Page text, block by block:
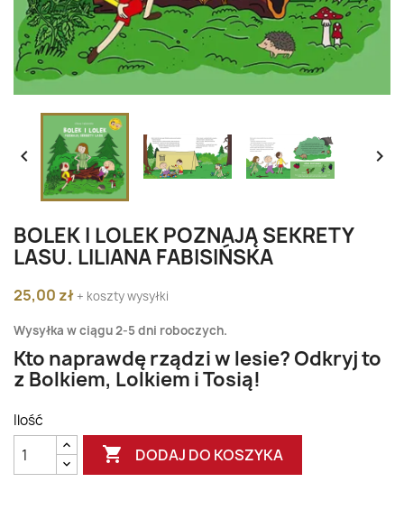
 
BOLEK I LOLEK POZNAJĄ SEKRETY
LASU. LILIANA FABISIŃSKA
25,00 zł + koszty wysyłki
Wysyłka w ciągu 2-5 dni roboczych.
Kto naprawdę rządzi w lesie? Odkryj to
z Bolkiem, Lolkiem i Tosią!
Ilość
 DODAJ DO KOSZYKA